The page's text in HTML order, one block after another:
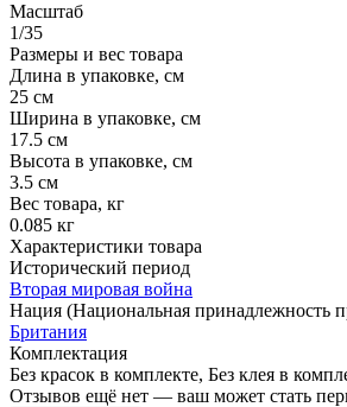
Масштаб
1/35
Размеры и вес товара
Длина в упаковке, см
25 см
Ширина в упаковке, см
17.5 см
Высота в упаковке, см
3.5 см
Вес товара, кг
0.085 кг
Характеристики товара
Исторический период
Вторая мировая война
Нация (Национальная принадлежность
Британия
Комплектация
Без красок в комплекте, Без клея в
Отзывов ещё нет — ваш может стать